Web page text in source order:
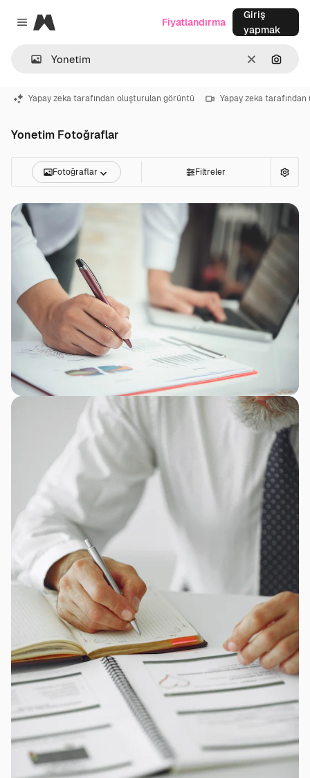
Close menu
Magnific
Temizlemek
Fiyatlandırma
Giriş
yapmak
Yapay zeka tarafından oluşturulan görüntü Yapay zeka
Yonetim Fotoğraflar
Fotoğraflar Filtreler